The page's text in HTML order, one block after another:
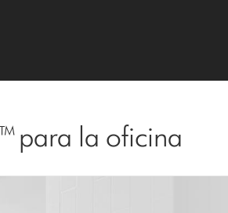
para la oficina